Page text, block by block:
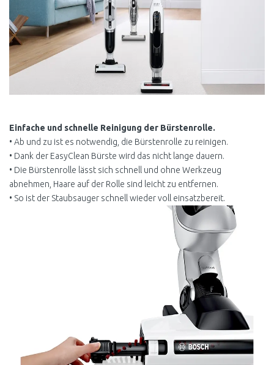
Einfache und schnelle Reinigung der Bürstenrolle.
• Ab und zu ist es notwendig, die Bürstenrolle zu reinigen.
• Dank der EasyClean Bürste wird das nicht lange dauern.
• Die Bürstenrolle lässt sich schnell und ohne Werkzeug
abnehmen, Haare auf der Rolle sind leicht zu entfernen.
• So ist der Staubsauger schnell wieder voll einsatzbereit.